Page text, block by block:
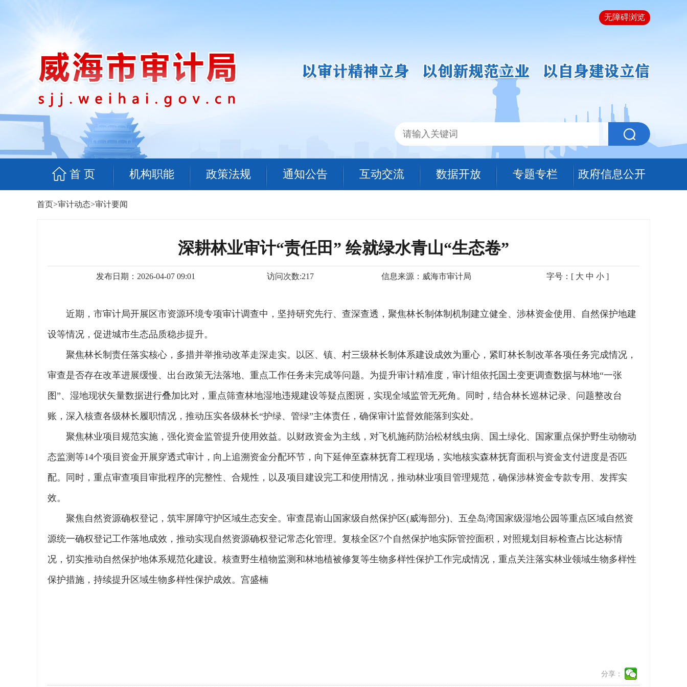
无障碍浏览
首 页 机构职能 政策法规 通知公告 互动交流 数据开放 专题专栏 政府信息公开
首页>审计动态>审计要闻
深耕林业审计“责任田” 绘就绿水青山“生态卷”
发布日期：2026-04-07 09:01 访问次数:217 信息来源： 威海市审计局 字号：[ 大 中 小]
近期，市审计局开展区市资源环境专项审计调查中，坚持研究先行、查深查透，聚焦林长制体制机制建立健全、涉林资金使用、自然保护地建
设等情况，促进城市生态品质稳步提升。
聚焦林长制责任落实核心，多措并举推动改革走深走实。以区、镇、村三级林长制体系建设成效为重心，紧盯林长制改革各项任务完成情况，
审查是否存在改革进展缓慢、出台政策无法落地、重点工作任务未完成等问题。为提升审计精准度，审计组依托国土变更调查数据与林地“一张
图”、湿地现状矢量数据进行叠加比对，重点筛查林地湿地违规建设等疑点图斑，实现全域监管无死角。同时，结合林长巡林记录、问题整改台
账，深入核查各级林长履职情况，推动压实各级林长“护绿、管绿”主体责任，确保审计监督效能落到实处。
聚焦林业项目规范实施，强化资金监管提升使用效益。以财政资金为主线，对飞机施药防治松材线虫病、国土绿化、国家重点保护野生动物动
态监测等14个项目资金开展穿透式审计，向上追溯资金分配环节，向下延伸至森林抚育工程现场，实地核实森林抚育面积与资金支付进度是否匹
配。同时，重点审查项目审批程序的完整性、合规性，以及项目建设完工和使用情况，推动林业项目管理规范，确保涉林资金专款专用、发挥实
效。
聚焦自然资源确权登记，筑牢屏障守护区域生态安全。审查昆嵛山国家级自然保护区(威海部分)、五垒岛湾国家级湿地公园等重点区域自然资
源统一确权登记工作落地成效，推动实现自然资源确权登记常态化管理。复核全区7个自然保护地实际管控面积，对照规划目标检查占比达标情
况，切实推动自然保护地体系规范化建设。核查野生植物监测和林地植被修复等生物多样性保护工作完成情况，重点关注落实林业领域生物多样性
保护措施，持续提升区域生物多样性保护成效。宫盛楠
分享：